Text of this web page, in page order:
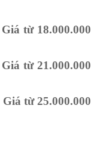
Giá từ 18.000.000
Giá từ 21.000.000
Giá từ 25.000.000